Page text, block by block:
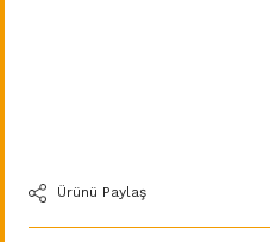
Ürünü Paylaş